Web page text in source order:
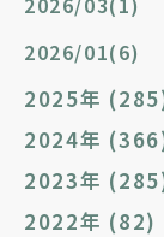
2026/01(6)
2025年
2024年
2023年
2022年 (82)